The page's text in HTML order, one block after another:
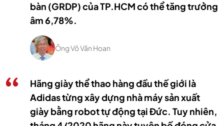
bàn (GRDP) của TP.HCM có thể tăng trưởng
âm 6,78%.
Ông Võ Văn Hoan
Hãng giày thể thao hàng đầu thế giới là
Adidas từng xây dựng nhà máy sản xuất
giày bằng robot tự động tại Đức. Tuy nhiên,